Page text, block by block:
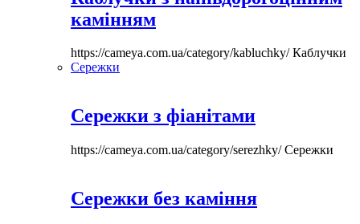
камінням
https://cameya.com.ua/category/kabluchky/Каблучки
Сережки
Сережки з фіанітами
https://cameya.com.ua/category/serezhky/Сережки
Сережки без каміння